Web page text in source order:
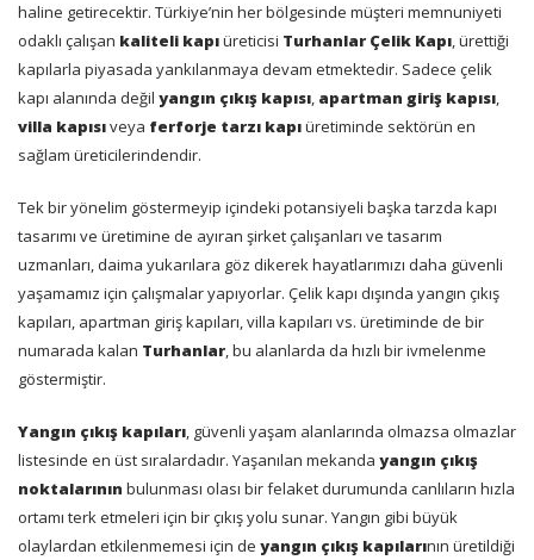
haline getirecektir. Türkiye’nin her bölgesinde müşteri memnuniyeti
odaklı çalışan kaliteli kapıüreticisi Turhanlar Çelik Kapı, ürettiği
kapılarla piyasada yankılanmaya devam etmektedir. Sadece çelik
kapı alanında değil yangın çıkış kapısı, apartman giriş kapısı,
villa kapısıveya ferforje tarzı kapıüretiminde sektörün en
sağlam üreticilerindendir.
Tek bir yönelim göstermeyip içindeki potansiyeli başka tarzda kapı
tasarımı ve üretimine de ayıran şirket çalışanları ve tasarım
uzmanları, daima yukarılara göz dikerek hayatlarımızı daha güvenli
yaşamamız için çalışmalar yapıyorlar. Çelik kapı dışında yangın çıkış
kapıları, apartman giriş kapıları, villa kapıları vs. üretiminde de bir
numarada kalan Turhanlar, bu alanlarda da hızlı bir ivmelenme
göstermiştir.
Yangın çıkış kapıları, güvenli yaşam alanlarında olmazsa olmazlar
listesinde en üst sıralardadır. Yaşanılan mekanda yangın çıkış
noktalarının bulunması olası bir felaket durumunda canlıların hızla
ortamı terk etmeleri için bir çıkış yolu sunar. Yangın gibi büyük
olaylardan etkilenmemesi için de yangın çıkış kapılarının üretildiği